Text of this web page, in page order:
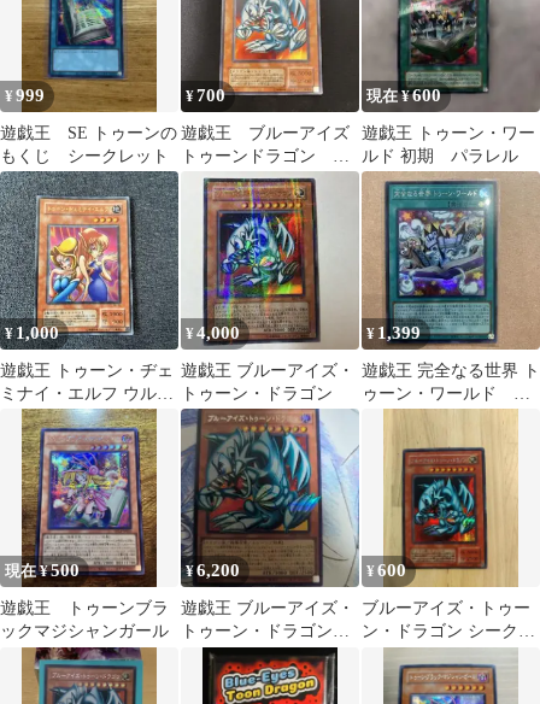
¥999
遊戯王 SE トゥーンの
もくじ シークレット
¥700
遊戯王 ブルーアイズ
トゥーンドラゴン シ
ークレット
現在 ¥600
遊戯王 トゥーン・ワー
ルド 初期 パラレル
¥1,000
遊戯王 トゥーン・ヂェ
ミナイ・エルフ ウルト
ラ PE-10
¥4,000
遊戯王 ブルーアイズ・
トゥーン・ドラゴン
¥ 1,399
遊戯王 完全なる世界 ト
ゥーン・ワールド シ
現在 ¥500
遊戯王 トゥーンブラ
ックマジシャンガール
¥6,200
遊戯王 ブルーアイズ・
トゥーン・ドラゴン
RV01-JP008
¥600
ブルーアイズ・トゥー
ン・ドラゴン シークレ